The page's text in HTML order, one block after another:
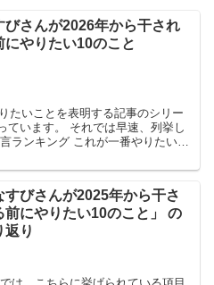
びさんが2026年から干され
にやりたい10のこと
たいことを表明する記事のシリー
ています。 それでは早速、列挙し
ランキング これが一番やりたい。
すびさんが2025年から干さ
前にやりたい10のこと」 の
返り